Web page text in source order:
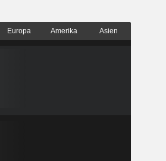
Europa Amerika Asien